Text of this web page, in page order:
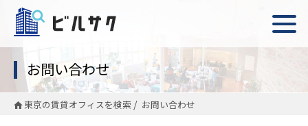
お問い合わせ
東京の賃貸オフィスを検索 お問い合わせ